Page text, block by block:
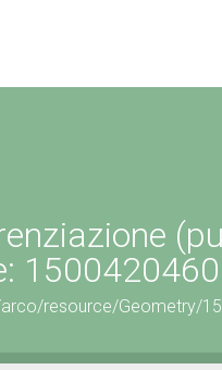
1500420460
resource/Geometry/